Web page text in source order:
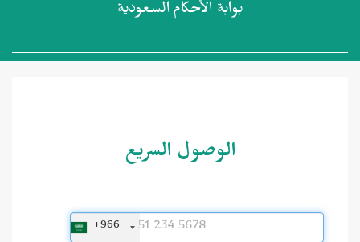
بوابة الأحكام السعودية
الوصول السريع
+966